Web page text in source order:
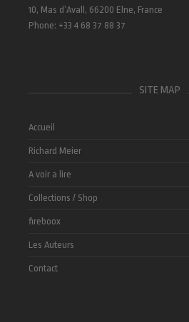
10, Mas d’Avall, 66200 Elne, France
Phone: +33 4 68 37 88 37
SITE MAP
Accueil
Richard Meier
A voir a lire
Collections / Shop
fireboox
Les Auteurs
Contact